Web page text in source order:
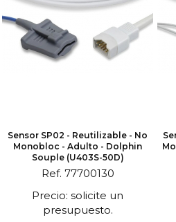
Sensor SP02 - Reutilizable - No
Monobloc - Adulto - Dolphin
Souple (U403S-50D)
Ref. 77700130
Precio: solicite un
presupuesto.